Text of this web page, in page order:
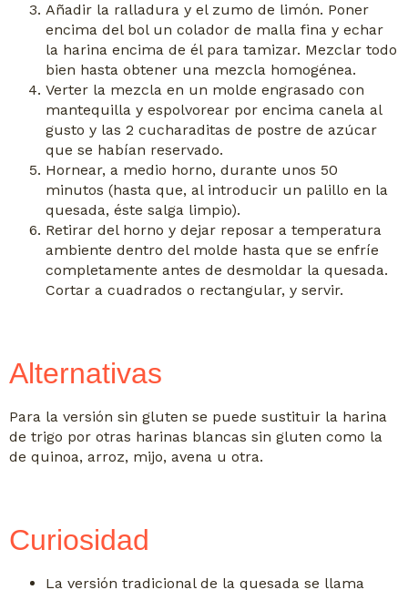
Añadir la ralladura y el zumo de limón. Poner
encima del bol un colador de malla fina y echar
la harina encima de él para tamizar. Mezclar todo
bien hasta obtener una mezcla homogénea.
Verter la mezcla en un molde engrasado con
mantequilla y espolvorear por encima canela al
gusto y las 2 cucharaditas de postre de azúcar
que se habían reservado.
Hornear, a medio horno, durante unos 50
minutos (hasta que, al introducir un palillo en la
quesada, éste salga limpio).
Retirar del horno y dejar reposar a temperatura
ambiente dentro del molde hasta que se enfríe
completamente antes de desmoldar la quesada.
Cortar a cuadrados o rectangular, y servir.
Alternativas
Para la versión sin gluten se puede sustituir la harina
de trigo por otras harinas blancas sin gluten como la
de quinoa, arroz, mijo, avena u otra.
Curiosidad
La versión tradicional de la quesada se llama